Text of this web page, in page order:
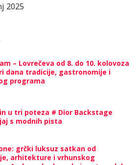
2025
– Lovrečeva od 8. do 10. kolovoza
dana tradicije, gastronomije i
programa
u tri poteza # Dior Backstage
s modnih pista
grčki luksuz satkan od
arhitekture i vrhunskog